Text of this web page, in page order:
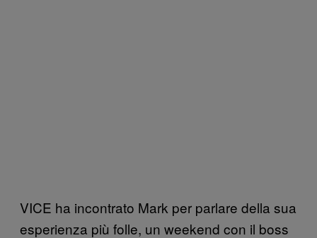
VICE ha incontrato Mark per parlare della sua
esperienza più folle, un weekend con il boss